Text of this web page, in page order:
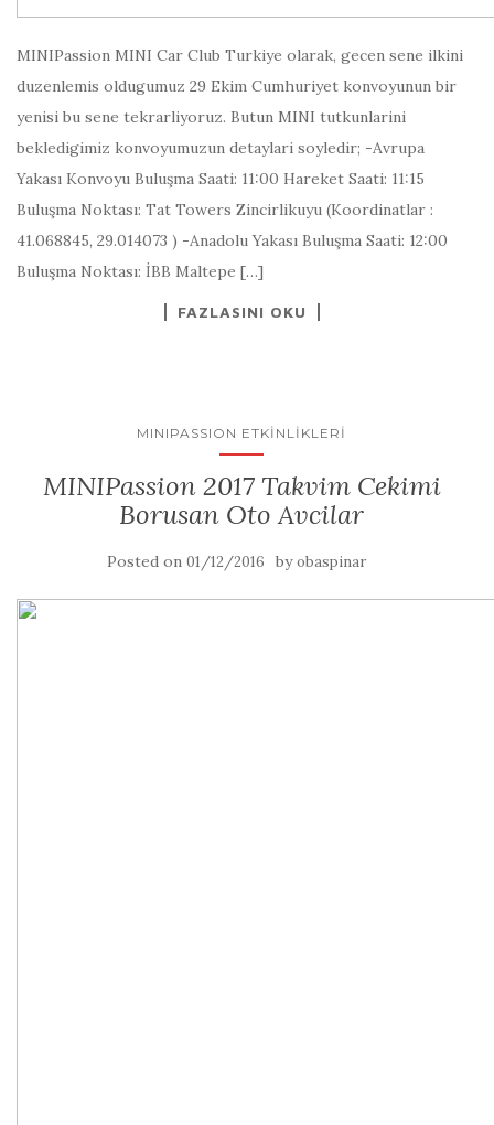
MINIPassion MINI Car Club Turkiye olarak, gecen sene ilkini
duzenlemis oldugumuz 29 Ekim Cumhuriyet konvoyunun bir
yenisi bu sene tekrarliyoruz. Butun MINI tutkunlarini
bekledigimiz konvoyumuzun detaylari soyledir; -Avrupa
Yakası Konvoyu Buluşma Saati: 11:00 Hareket Saati: 11:15
Buluşma Noktası: Tat Towers Zincirlikuyu (Koordinatlar :
41.068845, 29.014073 ) -Anadolu Yakası Buluşma Saati: 12:00
Buluşma Noktası: İBB Maltepe […]
FAZLASINI OKU
MINIPASSION ETKINLIKLERI
MINIPassion 2017 Takvim Cekimi
Borusan Oto Avcilar
Posted on 01/12/2016 byobaspinar